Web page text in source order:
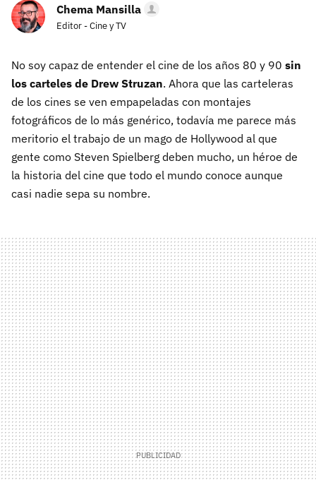
Chema Mansilla
Editor - Cine y TV
No soy capaz de entender el cine de los años 80 y 90 sin
los carteles de Drew Struzan. Ahora que las carteleras
de los cines se ven empapeladas con montajes
fotográficos de lo más genérico, todavía me parece más
meritorio el trabajo de un mago de Hollywood al que
gente como Steven Spielberg deben mucho, un héroe de
la historia del cine que todo el mundo conoce aunque
casi nadie sepa su nombre.